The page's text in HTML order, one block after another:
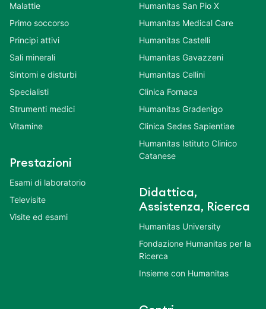
Malattie
Primo soccorso
Principi attivi
Sali minerali
Sintomi e disturbi
Specialisti
Strumenti medici
Vitamine
Prestazioni
Esami di laboratorio
Televisite
Visite ed esami
Humanitas San Pio X
Humanitas Medical Care
Humanitas Castelli
Humanitas Gavazzeni
Humanitas Cellini
Clinica Fornaca
Humanitas Gradenigo
Clinica Sedes Sapientiae
Humanitas Istituto Clinico
Catanese
Didattica,
Assistenza, Ricerca
Humanitas University
Fondazione Humanitas per la
Ricerca
Insieme con Humanitas